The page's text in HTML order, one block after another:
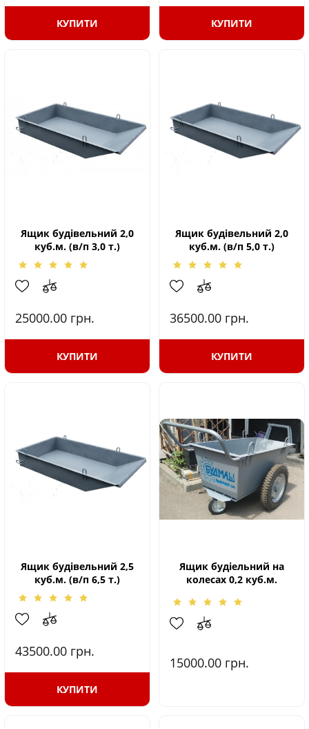
КУПИТИ КУПИТИ
Ящик будівельний 2,0
куб.м. (в/п 3,0 т.)
25000.00 грн.
КУПИТИ
Ящик будівельний 2,0
куб.м. (в/п 5,0 т.)
36500.00 грн.
КУПИТИ
Ящик будівельний 2,5
куб.м. (в/п 6,5 т.)
43500.00 грн.
КУПИТИ
Ящик будіельний на
колесах 0,2 куб.м.
15000.00 грн.